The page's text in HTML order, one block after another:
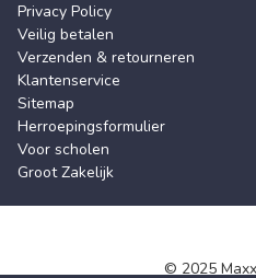
Privacy Policy
Veilig betalen
Verzenden & retourneren
Klantenservice
Sitemap
Herroepingsformulier
Voor scholen
Groot Zakelijk
© 2025